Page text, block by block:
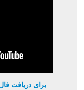
برای دریافت